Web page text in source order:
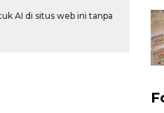
AI di situs web ini tanpa